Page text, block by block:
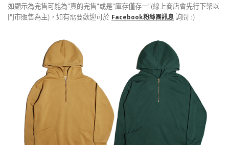
如顯示為完售可能為"真的完售"或是"庫存僅存一"(線上商店會先行下架以
門市販售為主)，如有需要歡迎可於 Facebook粉絲團訊息詢問 :)